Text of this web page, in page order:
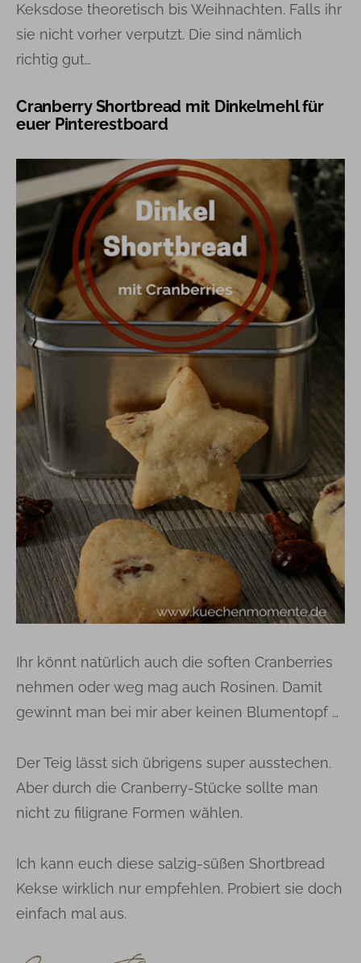
Keksdose theoretisch bis Weihnachten. Falls ihr
sie nicht vorher verputzt. Die sind nämlich
richtig gut…
Cranberry Shortbread mit Dinkelmehl für
euer Pinterestboard
Ihr könnt natürlich auch die soften Cranberries
nehmen oder weg mag auch Rosinen. Damit
gewinnt man bei mir aber keinen Blumentopf …
Der Teig lässt sich übrigens super ausstechen.
Aber durch die Cranberry-Stücke sollte man
nicht zu filigrane Formen wählen.
Ich kann euch diese salzig-süßen Shortbread
Kekse wirklich nur empfehlen. Probiert sie doch
einfach mal aus.